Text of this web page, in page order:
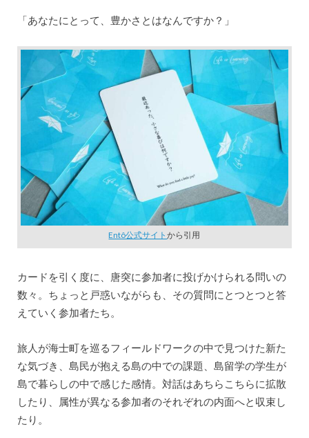
「あなたにとって、豊かさとはなんですか？」
Entô公式サイトから引用
カードを引く度に、唐突に参加者に投げかけられる問いの
数々。ちょっと戸惑いながらも、その質問にとつとつと答
えていく参加者たち。
旅人が海士町を巡るフィールドワークの中で見つけた新た
な気づき、島民が抱える島の中での課題、島留学の学生が
島で暮らしの中で感じた感情。対話はあちらこちらに拡散
したり、属性が異なる参加者のそれぞれの内面へと収束し
たり。